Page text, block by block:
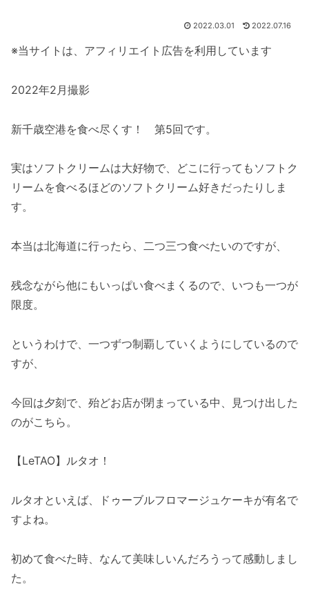
2022.03.01 2022.07.16
※当サイトは、アフィリエイト広告を利用しています
2022年2月撮影
新千歳空港を食べ尽くす！ 第5回です。
実はソフトクリームは大好物で、どこに行ってもソフトク
リームを食べるほどのソフトクリーム好きだったりしま
す。
本当は北海道に行ったら、二つ三つ食べたいのですが、
残念ながら他にもいっぱい食べまくるので、いつも一つが
限度。
というわけで、一つずつ制覇していくようにしているので
すが、
今回は夕刻で、殆どお店が閉まっている中、見つけ出した
のがこちら。
【LeTAO】ルタオ！
ルタオといえば、ドゥーブルフロマージュケーキが有名で
すよね。
初めて食べた時、なんて美味しいんだろうって感動しまし
た。